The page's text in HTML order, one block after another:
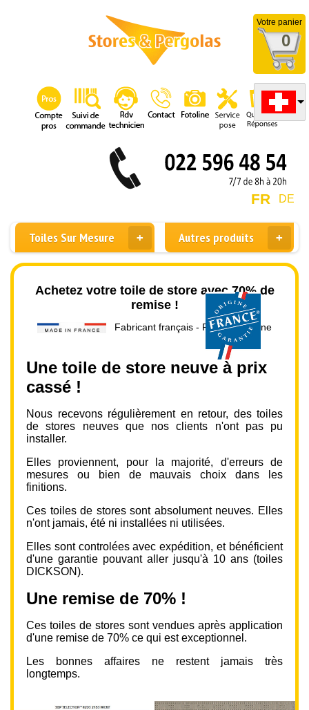
Votre panier
0
DE
FR
Toiles Sur Mesure Autres produits
Achetez votre toile de store avec 70% de
remise !
Fabricant français - Prix direct usine
Une toile de store neuve à prix
cassé !
Nous recevons régulièrement en retour, des toiles
de stores neuves que nos clients n'ont pas pu
installer.
Elles proviennent, pour la majorité, d'erreurs de
mesures ou bien de mauvais choix dans les
finitions.
Ces toiles de stores sont absolument neuves. Elles
n'ont jamais, été ni installées ni utilisées.
Elles sont controlées avec expédition, et bénéficient
d'une garantie pouvant aller jusqu'à 10 ans (toiles
DICKSON).
Une remise de 70% !
Ces toiles de stores sont vendues après application
d'une remise de 70% ce qui est exceptionnel.
Les bonnes affaires ne restent jamais très
longtemps.